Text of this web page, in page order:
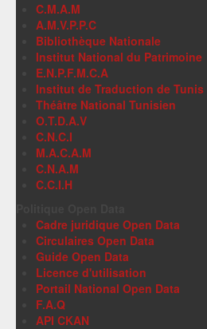
C.M.A.M
A.M.V.P.P.C
Bibliothèque Nationale
Institut National du Patrimoine
E.N.P.F.M.C.A
Institut de Traduction de Tunis
Théâtre National Tunisien
O.T.D.A.V
C.N.C.I
M.A.C.A.M
C.N.A.M
C.C.I.H
Cadre juridique Open Data
Circulaires Open Data
Guide Open Data
Licence d'utilisation
Portail National Open Data
F.A.Q
API CKAN